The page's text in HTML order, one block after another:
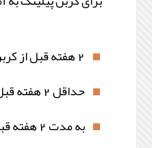
2 هفته قبل از کربن پیلینگ از آسپرین یا مکمل های رقیق کننده خون استفاده نکنید.
حداقل 2 هفته قبل از درمان سیگار نکشید.
به مدت 2 هفته قبل از کربن پیلینگ از هیچ محصولی که حاوی رتینول باشد برای مراقبت پوست استفاده نکنید.